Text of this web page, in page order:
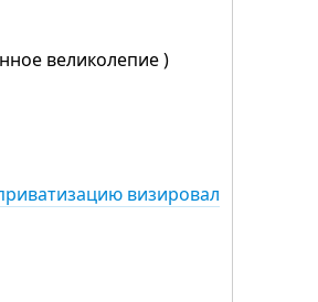
великолепие )
визировал